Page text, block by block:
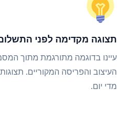
תצוגה מקדימה לפני
עיינו בדוגמה מתורגמת מתוך
העיצוב והפריסה המקוריים.
מדי יום.